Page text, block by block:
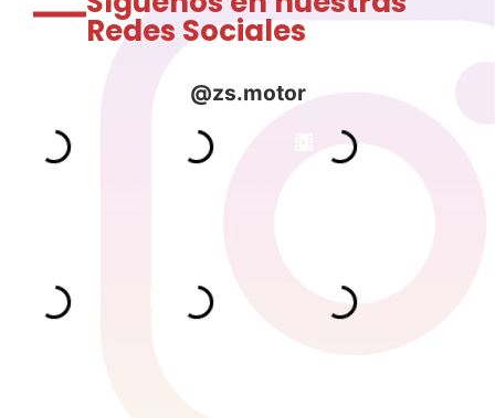
Redes Sociales